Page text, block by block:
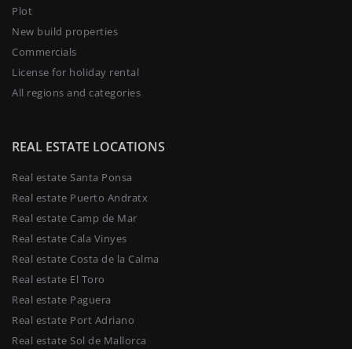
Plot
New build properties
Commercials
License for holiday rental
All regions and categories
REAL ESTATE LOCATIONS
Real estate Santa Ponsa
Real estate Puerto Andratx
Real estate Camp de Mar
Real estate Cala Vinyes
Real estate Costa de la Calma
Real estate El Toro
Real estate Paguera
Real estate Port Adriano
Real estate Sol de Mallorca